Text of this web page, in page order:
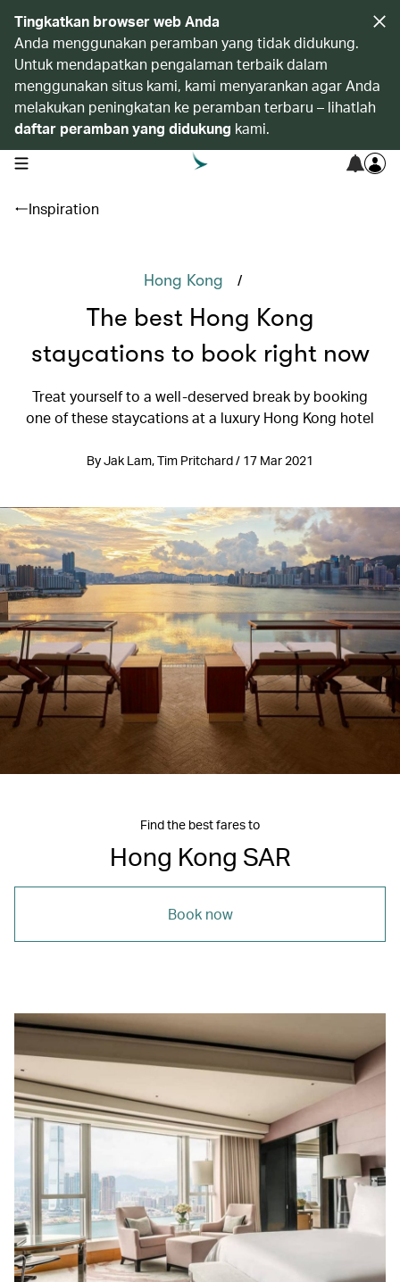
Tingkatkan browser web Anda
Anda menggunakan peramban yang tidak didukung.
Untuk mendapatkan pengalaman terbaik dalam
menggunakan situs kami, kami menyarankan agar Anda
melakukan peningkatan ke peramban terbaru – lihatlah
daftar peramban yang didukung kami.
open navigation menu
Inspiration
Hong Kong /
The best Hong Kong
staycations to book right now
Treat yourself to a well-deserved break by booking
one of these staycations at a luxury Hong Kong hotel
By Jak Lam, Tim Pritchard / 17 Mar 2021
Find the best fares to
Hong Kong SAR
Book now